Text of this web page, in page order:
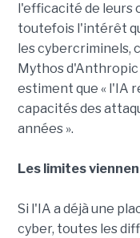
l'efficacité de leurs
toutefois l'intérêt
les cybercriminels,
Mythos
estiment que « l'IA
capacités des
années ».
Les limites
Si l'IA a déjà une
cyber, toutes les